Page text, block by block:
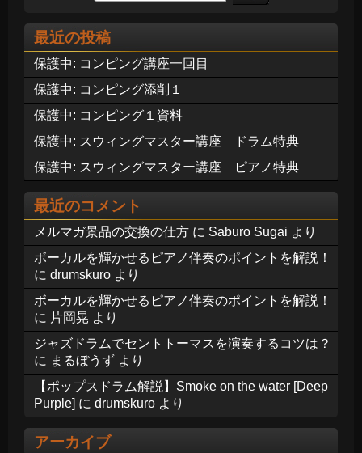
最近の投稿
保護中: コンピング講座一回目
保護中: コンピング添削１
保護中: コンピング１資料
保護中: スウィングマスター講座 ドラム特典
保護中: スウィングマスター講座 ピアノ特典
最近のコメント
メルマガ景品の交換の仕方 に Saburo Sugai より
ボーカルを輝かせるピアノ伴奏のポイントを解説！
に drumskuro より
ボーカルを輝かせるピアノ伴奏のポイントを解説！
に 片岡晃 より
ジャズドラムでセントトーマスを演奏するコツは？
に まるぼうず より
【ポップスドラム解説】Smoke on the water [Deep
Purple] に drumskuro より
アーカイブ